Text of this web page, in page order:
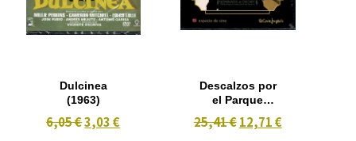
Dulcinea
(1963)
6,05 €3,03 €
Descalzos por
el Parque
25,41 € 12,71 €